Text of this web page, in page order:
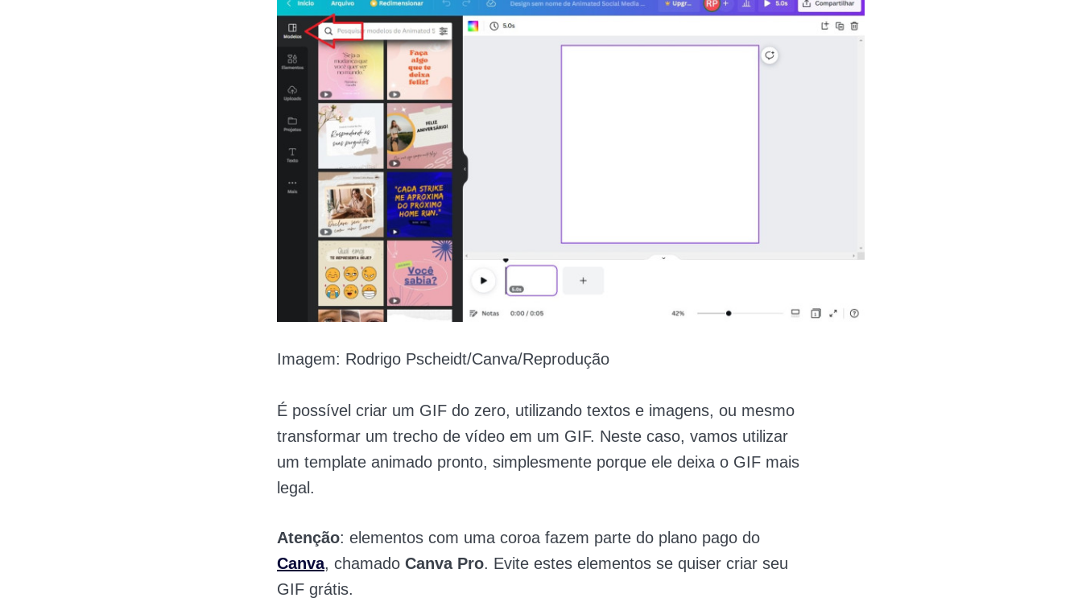
Imagem: Rodrigo Pscheidt/Canva/Reprodução
É possível criar um GIF do zero, utilizando textos e imagens, ou mesmo
transformar um trecho de vídeo em um GIF. Neste caso, vamos utilizar
um template animado pronto, simplesmente porque ele deixa o GIF mais
legal.
Atenção: elementos com uma coroa fazem parte do plano pago do
Canva, chamado Canva Pro. Evite estes elementos se quiser criar seu
GIF grátis.